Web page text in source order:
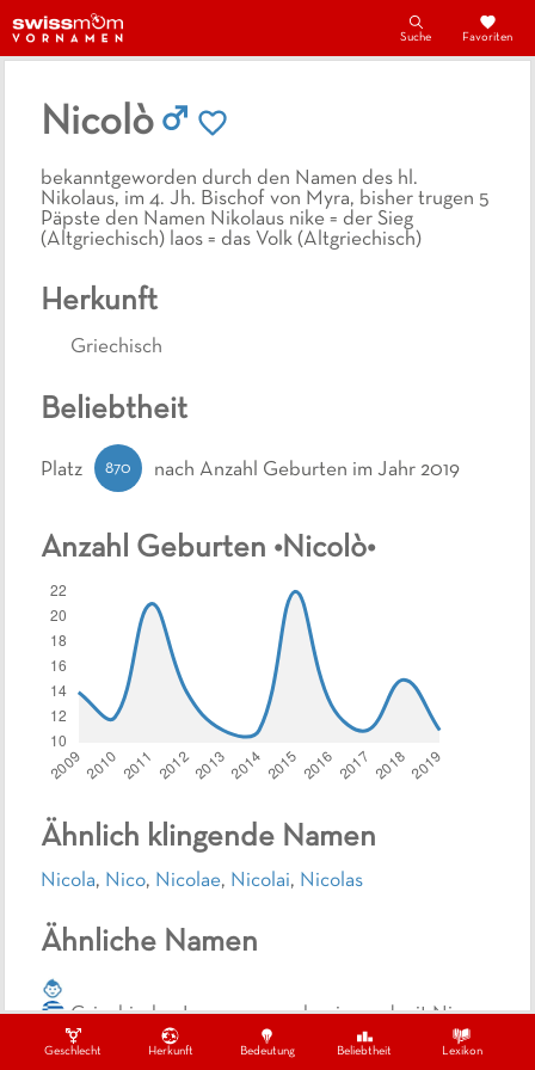
Geschlecht Herkunft Bedeutung Beliebtheit Lexikon
Suche Favoriten
Nicolò
bekanntgeworden durch den Namen des hl.
Nikolaus, im 4. Jh. Bischof von Myra, bisher trugen 5
Päpste den Namen Nikolaus nike = der Sieg
(Altgriechisch) laos = das Volk (Altgriechisch)
Herkunft
Griechisch
Ähnlich klingende Namen
Nicola, Nico, Nicolae, Nicolai, Nicolas
Ähnliche Namen
Griechische Jungennamen beginnend mit Nic
Beliebtheit
Platz 870 nach Anzahl Geburten im Jahr 2019
Anzahl Geburten •Nicolò•